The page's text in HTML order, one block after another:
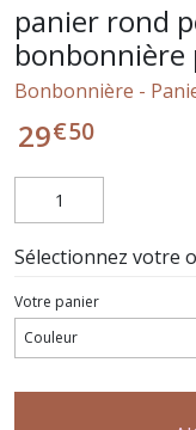
panier rond
bonbonnière
Bonbonnière -
29€50
Sélectionnez votre
Votre panier